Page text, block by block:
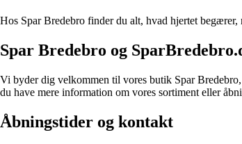
Hos Spar Bredebro finder du alt, hvad hjertet
Spar Bredebro og
Vi byder dig velkommen til vores butik Spar
du have mere information om vores sortiment eller
Åbningstider og kontakt